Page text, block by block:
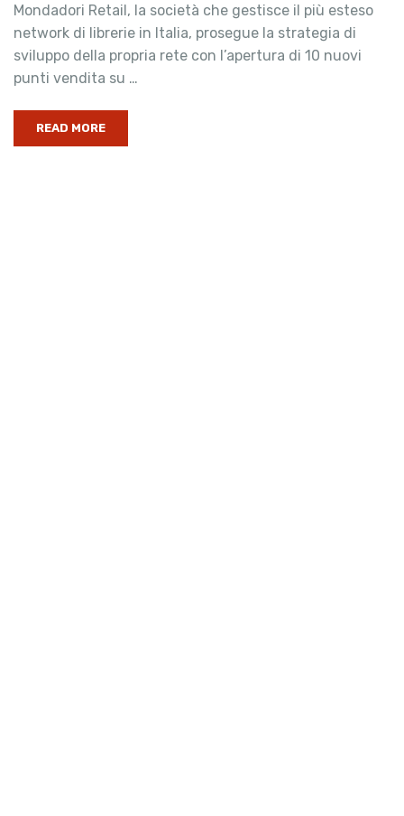
Mondadori Retail, la società che gestisce il più esteso
network di librerie in Italia, prosegue la strategia di
sviluppo della propria rete con l’apertura di 10 nuovi
punti vendita su …
READ MORE